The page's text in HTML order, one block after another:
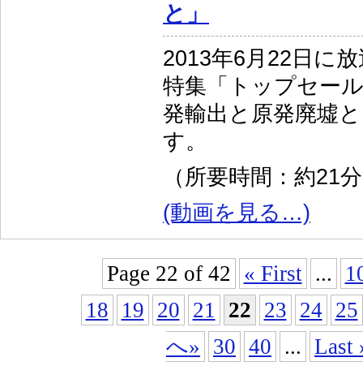
と」
2013年6月22日に
特集「トップセー
発輸出と原発廃墟
す。
（所要時間：約21
(動画を見る…)
Page 22 of 42 « First ...
18
19 20 21 22 23 24 25
へ»
30 40 ... Last